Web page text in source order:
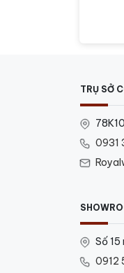
TRỤ SỞ
0931
Số
0912